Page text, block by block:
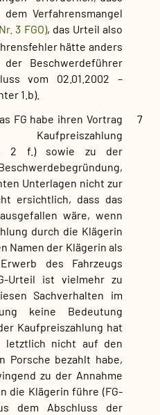
Verfahrensmangel
3 FGO), das Urteil also
hätte anders
Beschwerdeführer
vom 02.01.2002 –
1.b).
7
FG habe ihren Vortrag
S. 2 f.) sowie zu der
Unterlagen nicht zur
ersichtlich, dass das
wäre, wenn
durch die Klägerin
Namen der Klägerin als
des Fahrzeugs
Urteil ist vielmehr zu
Sachverhalten im
keine Bedeutung
Kaufpreiszahlung hat
letztlich nicht auf den
Porsche bezahlt habe,
zu der Annahme
die Klägerin führe (FG-
dem Abschluss der